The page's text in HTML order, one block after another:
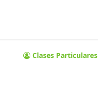
Clases Particulares